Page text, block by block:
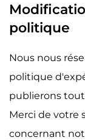
politique
Nous nous
politique
publierons
Merci de votre
concernant